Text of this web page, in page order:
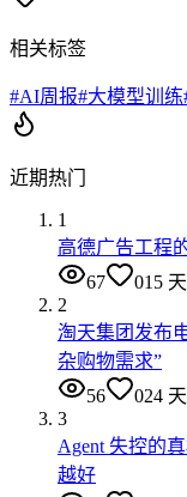
相关标签
#AI周报#大模型训练
近期热门
1
高德广告工程
67
015
2
淘天集团发布
杂购物需求”
56
024
3
Agent 失控的
越好